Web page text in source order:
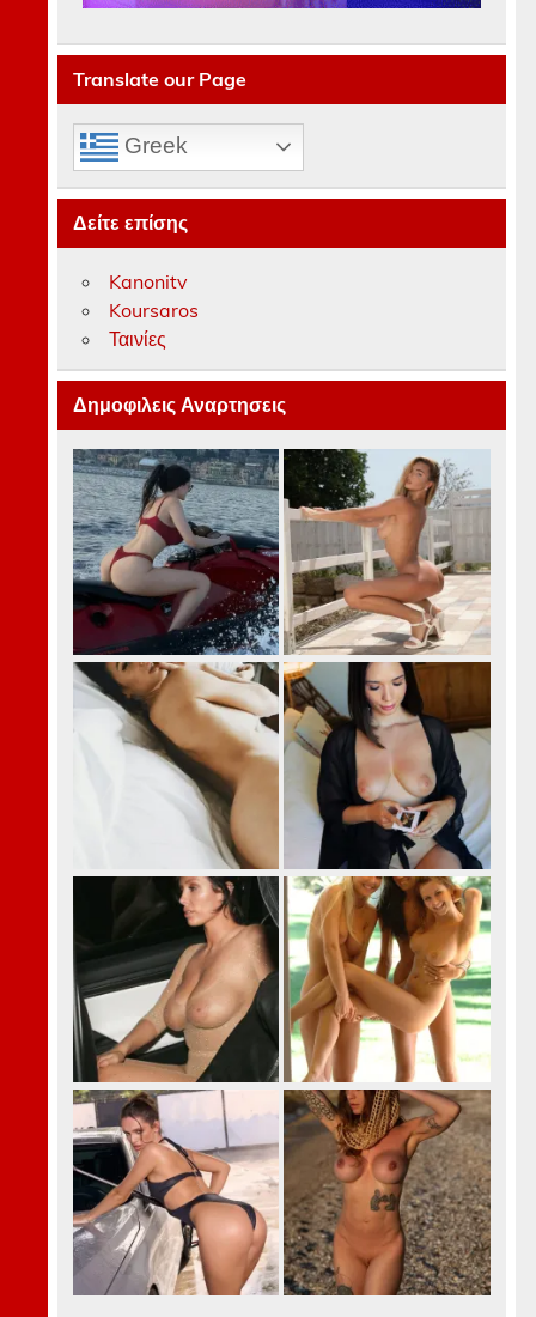
Translate our Page
Greek
Δείτε επίσης
Kanonitv
Koursaros
Ταινίες
Δημοφιλεις Αναρτησεις